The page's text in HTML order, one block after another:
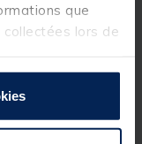
que
lors de